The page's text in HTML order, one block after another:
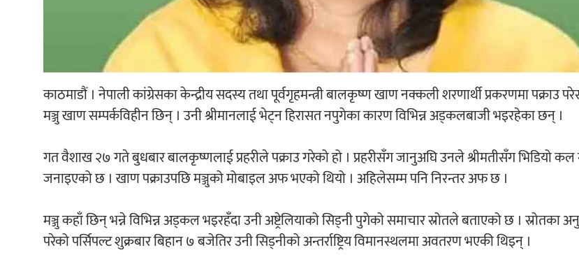
काठमाडौं । नेपाली कांग्रेसका केन्द्रीय सदस्य तथा पूर्वगृहमन्त्री बालकृष्ण खाण नक्कली शरणार्थी प्रकरणमा पक्राउ
मञ्जु खाण सम्पर्कविहीन छिन् । उनी श्रीमानलाई भेट्न हिरासत नपुगेका कारण विभिन्न अड्कलबाजी भइरहेका छन् ।
गत वैशाख २७ गते बुधबार बालकृष्णलाई प्रहरीले पक्राउ गरेको हो । प्रहरीसँग जानुअघि उनले श्रीमतीसँग भिडियो
जनाइएको छ । खाण पक्राउपछि मञ्जुको मोबाइल अफ भएको थियो । अहिलेसम्म पनि निरन्तर अफ छ ।
मञ्जु कहाँ छिन् भन्ने विभिन्न अड्कल भइरहँदा उनी अष्ट्रेलियाको सिड्नी पुगेको समाचार स्रोतले बताएको छ । स्रोतका
परेको पर्सिपल्ट शुक्रबार बिहान ७ बजेतिर उनी सिड्नीको अन्तर्राष्ट्रिय विमानस्थलमा अवतरण भएकी थिइन् ।